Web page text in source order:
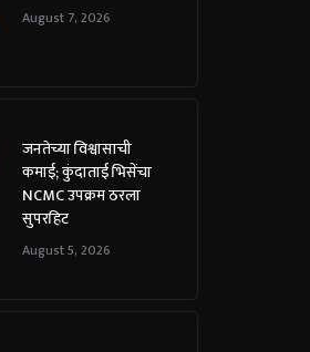
August 7, 2026
जनतेच्या विश्वासाची
कमाई; कुंदाताई भिसेंचा
NCMC उपक्रम ठरला
सुपरहिट
August 5, 2026